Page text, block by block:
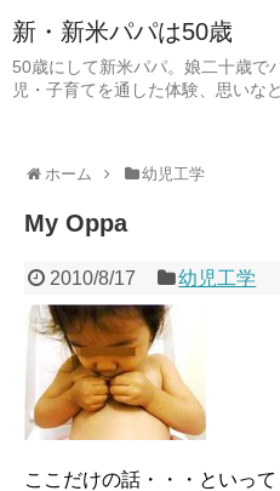
新・新米パパは50歳
50歳にして新米パパ。娘二十歳で
児・子育てを通した体験、思いな
ホーム 幼児工学
My Oppa
2010/8/17 幼児工学
ここだけの話・・・といっ